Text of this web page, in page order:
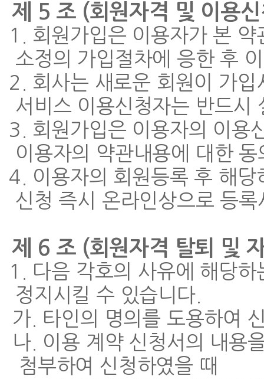
제 5 조 (회원자격 및 이용
1. 회원가입은 이용자가 본
소정의 가입절차에 응한 후
2. 회사는 새로운 회원이 가
서비스 이용신청자는 반드시
3. 회원가입은 이용자의 이용
이용자의 약관내용에 대한
4. 이용자의 회원등록 후 해
신청 즉시 온라인상으로 등
제 6 조 (회원자격 탈퇴 및
1. 다음 각호의 사유에 해당
정지시킬 수 있습니다.
가. 타인의 명의를 도용하여
나. 이용 계약 신청서의 내용
첨부하여 신청하였을 때